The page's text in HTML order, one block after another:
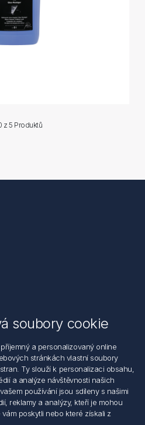
z5 Produktů
údajů fyzických osob
dokumentu
podmínky
soubory cookie
a personalizovaný online
stránkách vlastní soubory
Ty slouží k personalizaci obsahu,
a analýze návštěvnosti našich
používání jsou sdíleny s našimi
reklamy a analýzy, kteří je mohou
poskytli nebo které získali z